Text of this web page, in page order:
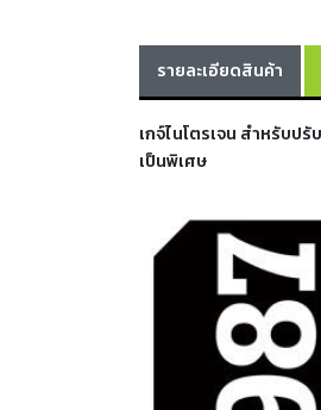
รายละเอียดสินค้า
เกจ์ไนโตรเจน สำหรับป
เป็นพิเศษ